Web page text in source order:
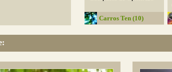
Carros Ten (10)